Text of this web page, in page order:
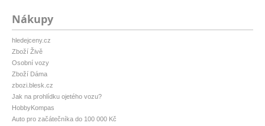
Nákupy
hledejceny.cz
Zboží Živě
Osobní vozy
Zboží Dáma
zbozi.blesk.cz
Jak na prohlídku ojetého vozu?
HobbyKompas
Auto pro začátečníka do 100 000 Kč